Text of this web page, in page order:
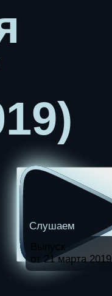
Слушаем
Выпуск
от 21 марта 2019